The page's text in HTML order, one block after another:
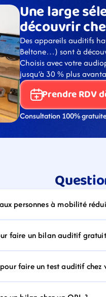
Une large
découvrir
Des appareils auditifs
Beltone…) sont à
Choisis avec votre
jusqu’à 30 % plus
Prendre RDV
Consultation 100%
personnes à mobilité
faire un bilan auditif
faire un test auditif chez